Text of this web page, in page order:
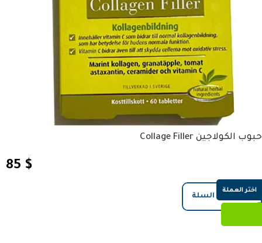
حبوب الكولاجين Collage Filler
85 $
إضافة إلى السلة
اختر العملة